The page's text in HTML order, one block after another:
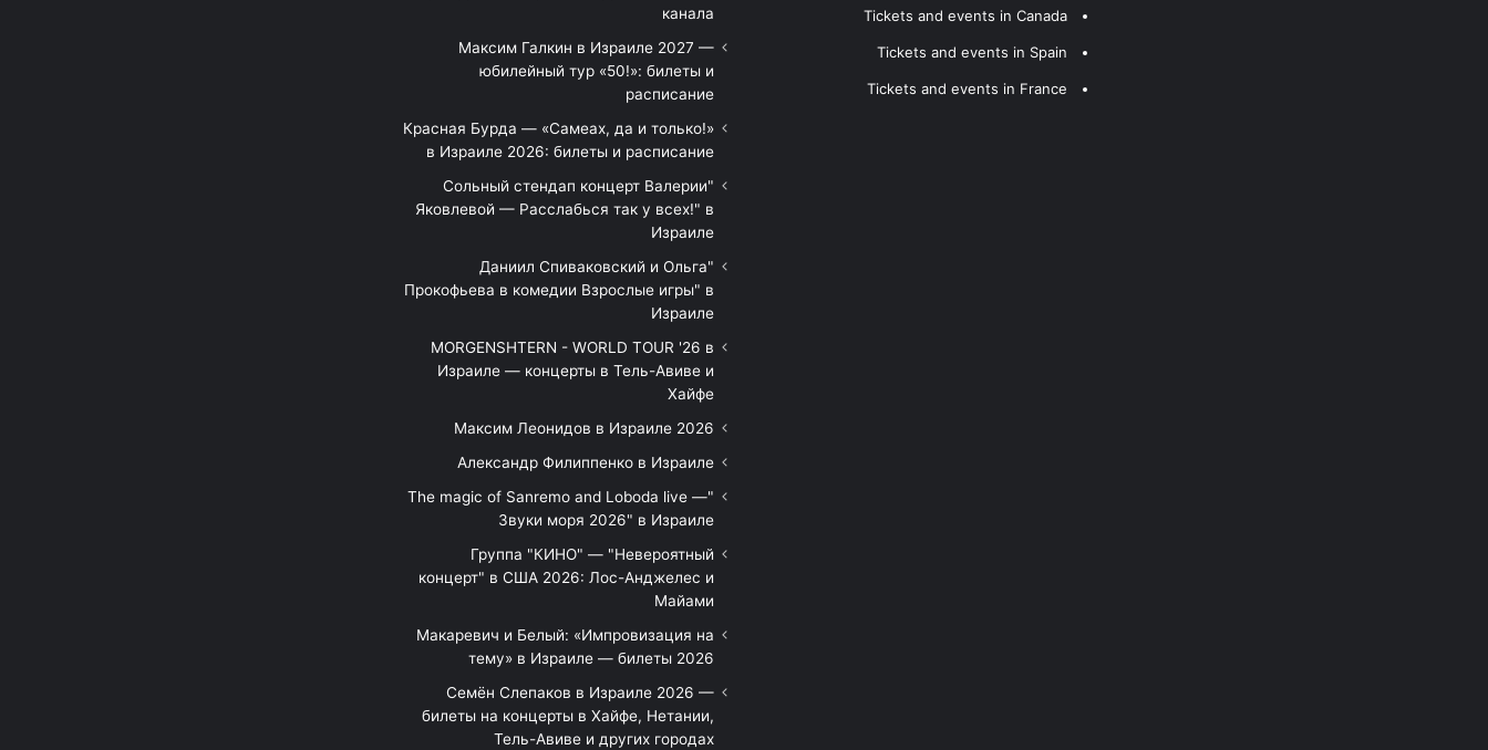
Tickets and events in Canada
Tickets and events in Spain
Tickets and events in France
канала
Максим Галкин в Израиле 2027 —
юбилейный тур «50!»: билеты и
расписание
Красная Бурда — «Самеах, да и только!»
в Израиле 2026: билеты и расписание
"Сольный стендап концерт Валерии
Яковлевой — Расслабься так у всех!" в
Израиле
"Даниил Спиваковский и Ольга
Прокофьева в комедии Взрослые игры" в
Израиле
MORGENSHTERN - WORLD TOUR '26 в
Израиле — концерты в Тель-Авиве и
Хайфе
Максим Леонидов в Израиле 2026
Александр Филиппенко в Израиле
"The magic of Sanremo and Loboda live —
Звуки моря 2026" в Израиле
Группа "КИНО" — "Невероятный
концерт" в США 2026: Лос-Анджелес и
Майами
Макаревич и Белый: «Импровизация на
тему» в Израиле — билеты 2026
Семён Слепаков в Израиле 2026 —
билеты на концерты в Хайфе, Нетании,
Тель-Авиве и других городах